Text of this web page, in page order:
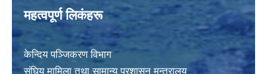
महत्वपूर्ण लिकंहरू
केन्दिय पञ्जिकरण विभाग
संघिय मामिला तथा सामान्य प्रशासन मन्त्रालय